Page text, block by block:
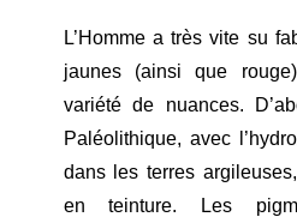
L’Homme a très vite su
jaunes (ainsi que
variété de nuances.
Paléolithique, avec
dans les terres
en teinture. Les